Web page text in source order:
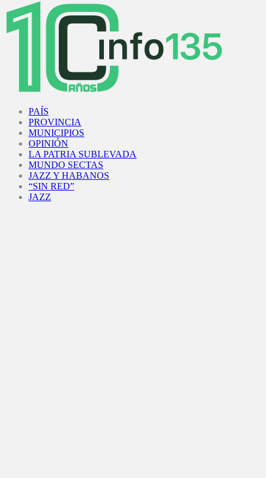
PAÍS
PROVINCIA
MUNICIPIOS
OPINIÓN
LA PATRIA SUBLEVADA
MUNDO SECTAS
JAZZ Y HABANOS
“SIN RED”
JAZZ